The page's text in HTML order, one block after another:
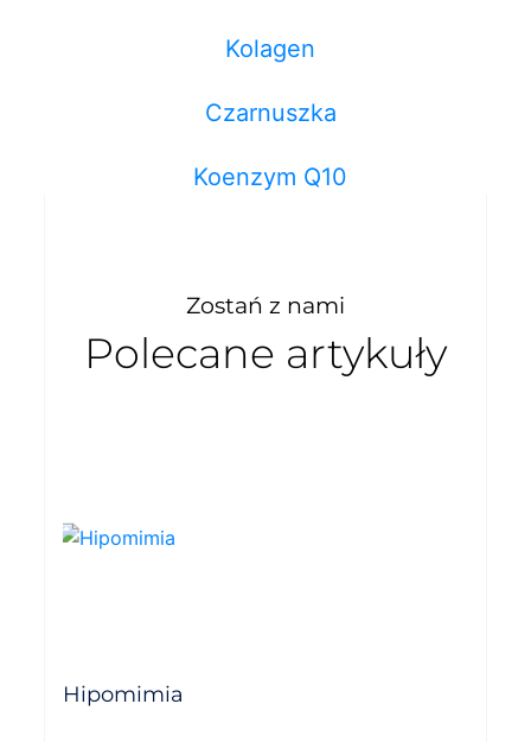
Kolagen
Czarnuszka
Koenzym Q10
Zostań z nami
Polecane artykuły
Hipomimia